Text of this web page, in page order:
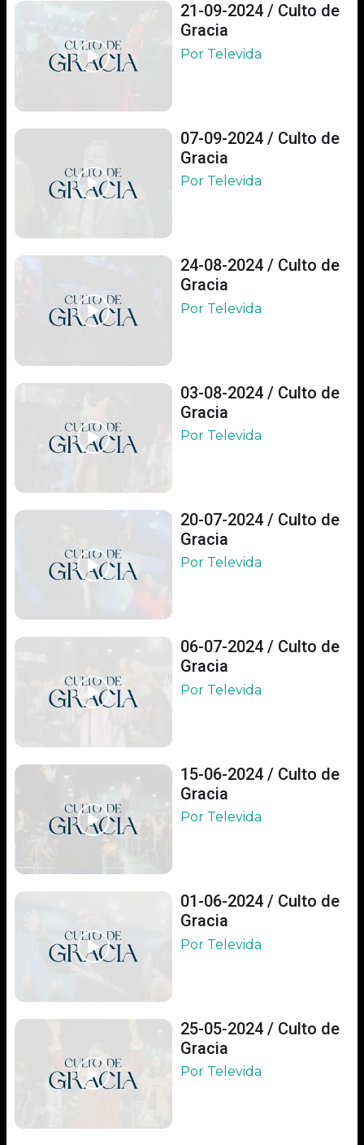
21-09-2024 / Culto de
Gracia
Por Televida
07-09-2024 / Culto de
Gracia
Por Televida
24-08-2024 / Culto de
Gracia
Por Televida
03-08-2024 / Culto de
Gracia
Por Televida
20-07-2024 / Culto de
Gracia
Por Televida
06-07-2024 / Culto de
Gracia
Por Televida
15-06-2024 / Culto de
Gracia
Por Televida
01-06-2024 / Culto de
Gracia
Por Televida
25-05-2024 / Culto de
Gracia
Por Televida